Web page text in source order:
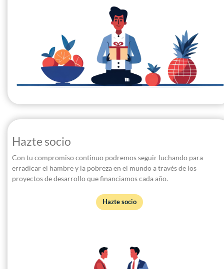
Hazte socio
Con tu compromiso continuo podremos seguir luchando para
erradicar el hambre y la pobreza en el mundo a través de los
proyectos de desarrollo que financiamos cada año.
Hazte socio